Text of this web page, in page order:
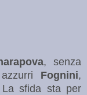
, senza
Fognini,
sfida sta per